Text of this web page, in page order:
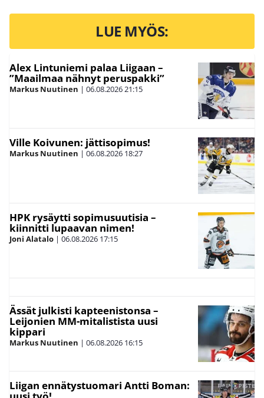
LUE MYÖS:
Alex Lintuniemi palaa Liigaan –
”Maailmaa nähnyt peruspakki”
Markus Nuutinen | 06.08.202621:15
Ville Koivunen: jättisopimus!
Markus Nuutinen | 06.08.2026 18:27
HPK rysäytti sopimusuutisia –
kiinnitti lupaavan nimen!
Joni Alatalo | 06.08.2026 17:15
Ässät julkisti kapteenistonsa –
Leijonien MM-mitalistista uusi
kippari
Markus Nuutinen | 06.08.2026 16:15
Liigan ennätystuomari Antti Boman: